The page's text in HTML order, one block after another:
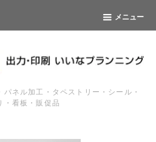
メニュー
ネル加工・タペストリー・シール・
・看板・販促品